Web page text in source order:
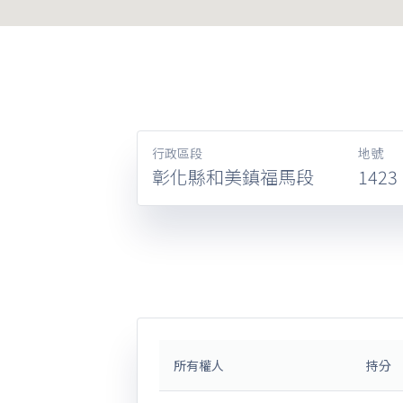
行政區段
彰化縣和美鎮福馬段
地號
1423
所有權人 持分